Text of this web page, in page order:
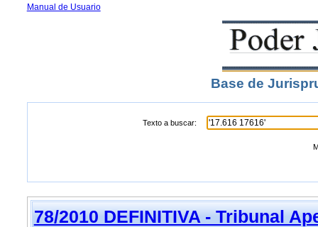
Manual de Usuario
Base de
Texto a buscar:
78/2010 DEFINITIVA - Tribunal